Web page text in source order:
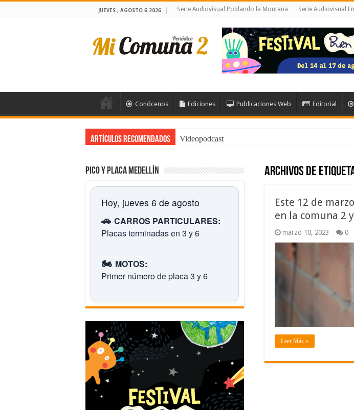
JUEVES , AGOSTO 6 2026 Serie Audiovisual Poblando la Montaña Serie Audiovisual
Conócenos Ediciones Publicaciones Web Editorial
Artículos Recomendados Videopodcast
Archivos de
Este 12 de
en la comuna 2
marzo 10, 2023 0
Leer Más »
Pico y placa Medellín
Hoy, jueves 6 de agosto
🚗 CARROS PARTICULARES:
Placas terminadas en 3 y 6
🏍️ MOTOS:
Primer número de placa 3 y 6